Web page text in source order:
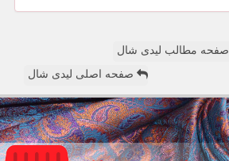
صفحه مطالب لیدی شال
صفحه اصلی لیدی شال